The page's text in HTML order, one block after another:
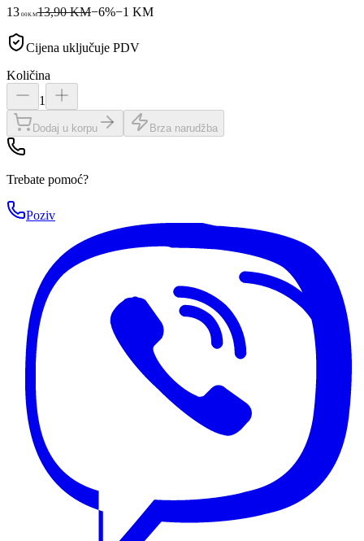
13 00KM13,90 KM−6%−1 KM
Cijena uključuje PDV
Količina
1
Dodaj u korpu Brza narudžba
Trebate pomoć?
Poziv